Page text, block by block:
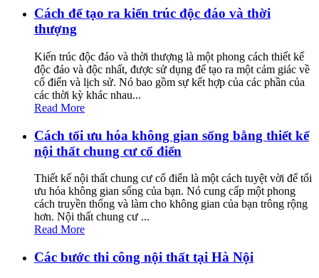
Cách để tạo ra kiến trúc độc đáo và thời
thượng
Kiến trúc độc đáo và thời thượng là một phong cách thiết kế
độc đáo và độc nhất, được sử dụng để tạo ra một cảm giác về
cổ điển và lịch sử. Nó bao gồm sự kết hợp của các phần của
các thời kỳ khác nhau...
Read More
Cách tối ưu hóa không gian sống bằng thiết kế
nội thất chung cư cổ điển
Thiết kế nội thất chung cư cổ điển là một cách tuyệt vời để tối
ưu hóa không gian sống của bạn. Nó cung cấp một phong
cách truyền thống và làm cho không gian của bạn trông rộng
hơn. Nội thất chung cư ...
Read More
Các bước thi công nội thất tại Hà Nội